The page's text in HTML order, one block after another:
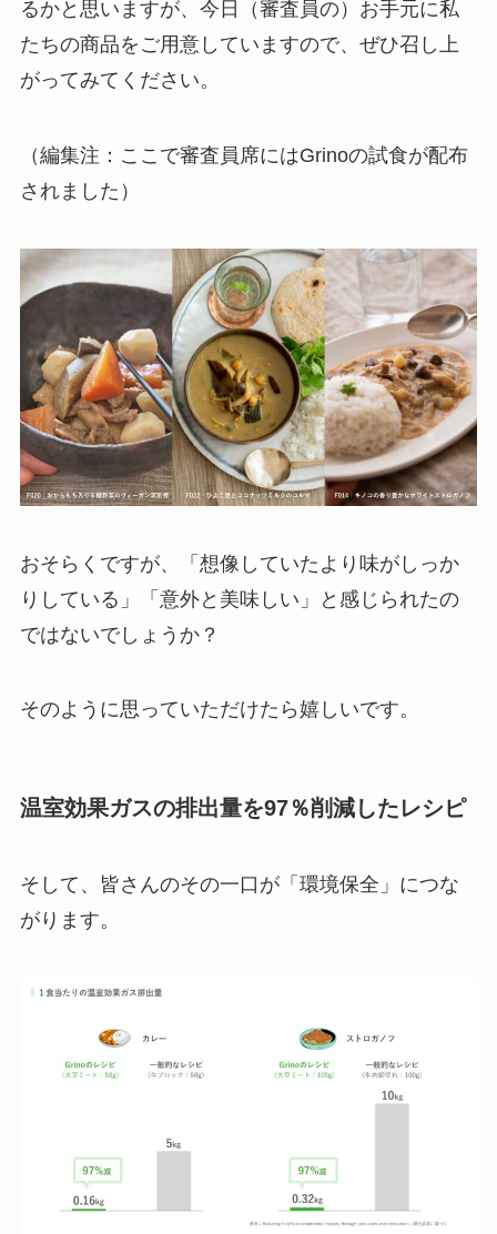
るかと思いますが、今日（審査員の）お手元に私
たちの商品をご用意していますので、ぜひ召し上
がってみてください。
（編集注：ここで審査員席にはGrinoの試食が配布
されました）
おそらくですが、「想像していたより味がしっか
りしている」「意外と美味しい」と感じられたの
ではないでしょうか？
そのように思っていただけたら嬉しいです。
温室効果ガスの排出量を97％削減したレシピ
そして、皆さんのその一口が「環境保全」につな
がります。